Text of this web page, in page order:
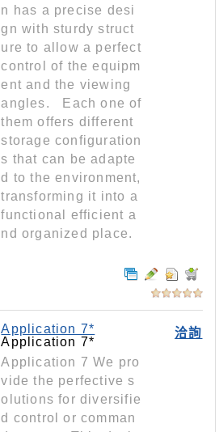
n has a precise desi
gn with sturdy struct
ure to allow a perfect
control of the equipm
ent and the viewing
angles. Each one of
them offers different
storage configuration
s that can be adapte
d to the environment,
transforming it into a
functional efficient a
nd organized place.
洽詢
Application 7*
Application 7*
Application 7 We pro
vide the perfective s
olutions for diversifie
d control or comman